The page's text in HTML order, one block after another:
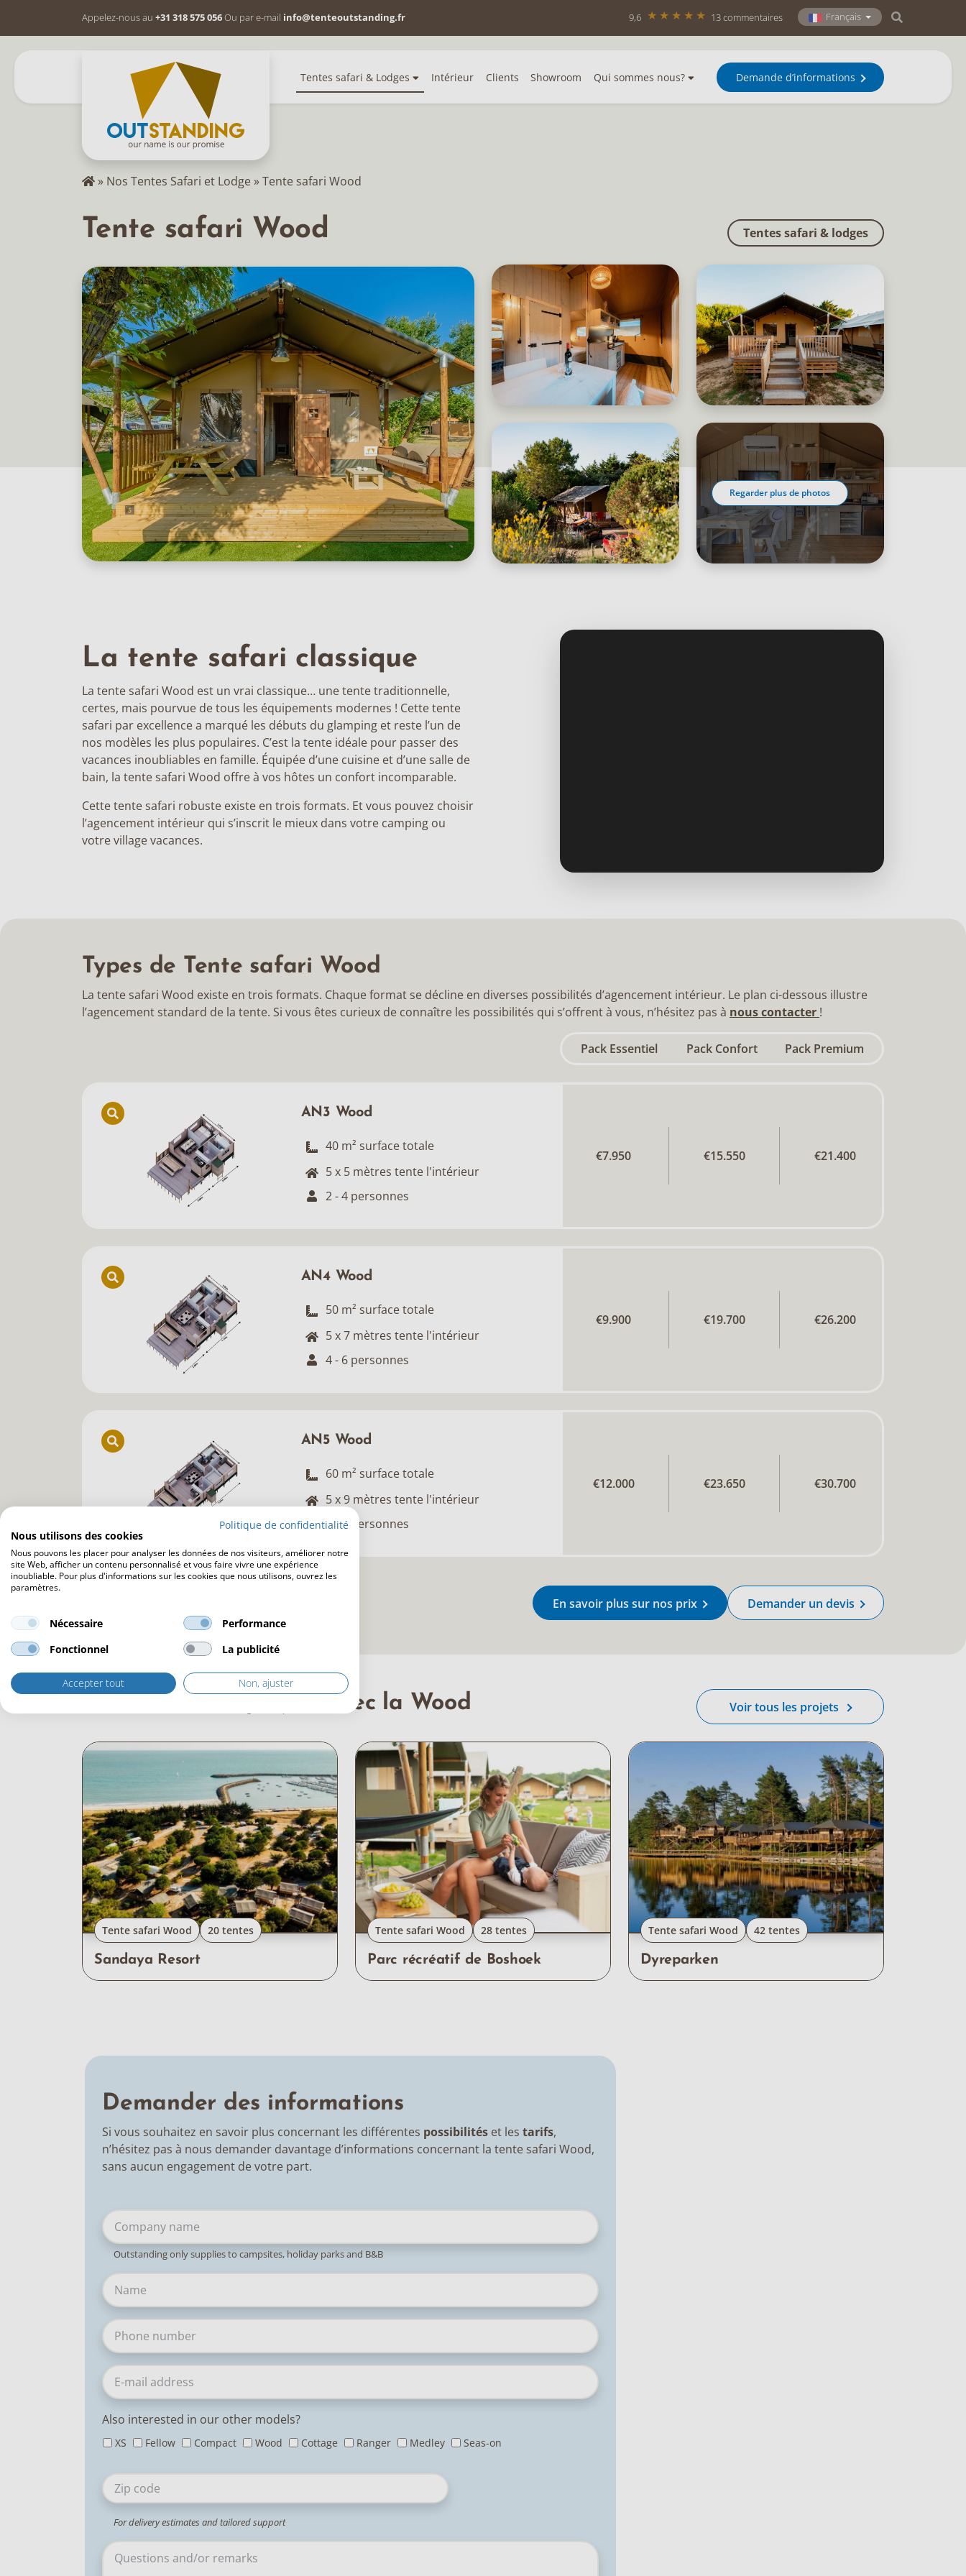
Appelez-nous au +31 318 575 056Ou par e-mail info@tenteoutstanding.fr 9,6 13 commentaires Français
Tentes safari & Lodges Intérieur Clients Showroom Qui sommes nous? Demande d’informations
» Nos Tentes Safari et Lodge »Tente safari Wood
Tente safari Wood Tentes safari & lodges
Regarder plus de photos
La tente safari classique
La tente safari Wood est un vrai classique… une tente traditionnelle,
certes, mais pourvue de tous les équipements modernes ! Cette tente
safari par excellence a marqué les débuts du glamping et reste l’un de
nos modèles les plus populaires. C’est la tente idéale pour passer des
vacances inoubliables en famille. Équipée d’une cuisine et d’une salle de
bain, la tente safari Wood offre à vos hôtes un confort incomparable.
Cette tente safari robuste existe en trois formats. Et vous pouvez choisir
l’agencement intérieur qui s’inscrit le mieux dans votre camping ou
votre village vacances.
Types de Tente safari Wood
La tente safari Wood existe en trois formats. Chaque format se décline en diverses possibilités d’agencement intérieur. Le plan ci-dessous illustre
l’agencement standard de la tente. Si vous êtes curieux de connaître les possibilités qui s’offrent à vous, n’hésitez pas à nous contacter !
Pack Essentiel Pack Confort Pack Premium
AN3 Wood
40 m² surface totale
5 x 5 mètres tente l'intérieur
2 - 4 personnes
€7.950 €15.550 €21.400
AN4 Wood
50 m² surface totale
5 x 7 mètres tente l'intérieur
4 - 6 personnes
€9.900 €19.700 €26.200
AN5 Wood
60 m² surface totale
5 x 9 mètres tente l'intérieur
6 - 8 personnes
€12.000 €23.650 €30.700
En savoir plus sur nos prix Demander un devis
Découvrez des projets avec la Wood Voir tous les projets
Tente safari Wood 20 tentes
Sandaya Resort
Tente safari Wood 28 tentes
Parc récréatif de Boshoek
Tente safari Wood 42 tentes
Dyreparken
Demander des informations
Si vous souhaitez en savoir plus concernant les différentes possibilités et les tarifs,
n’hésitez pas à nous demander davantage d’informations concernant la tente safari Wood,
sans aucun engagement de votre part.
Outstanding only supplies to campsites, holiday parks and B&B
Also interested in our other models?
XS Fellow Compact Wood Cottage Ranger Medley Seas-on
For delivery estimates and tailored support
Politique de confidentialité
Nous utilisons des cookies
Nous pouvons les placer pour analyser les données de nos visiteurs, améliorer notre
site Web, afficher un contenu personnalisé et vous faire vivre une expérience
inoubliable. Pour plus d'informations sur les cookies que nous utilisons, ouvrez les
paramètres.
Nécessaire
Performance
Fonctionnel
La publicité
Accepter tout Non, ajuster